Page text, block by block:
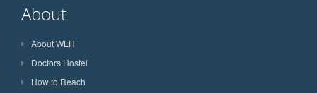
About
About WLH
Doctors Hostel
How to Reach